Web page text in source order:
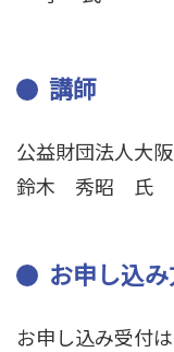
講師
公益財団法人大
鈴木 秀昭 氏
お申し込
お申し込み受付